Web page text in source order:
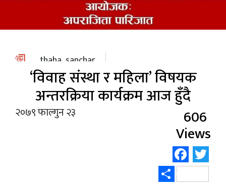
thaha_sanchar
‘विवाह संस्था र महिला’ विषयक
अन्तरक्रिया कार्यक्रम आज हुँदै
२०७९ फाल्गुन २३ 606
Views
Share